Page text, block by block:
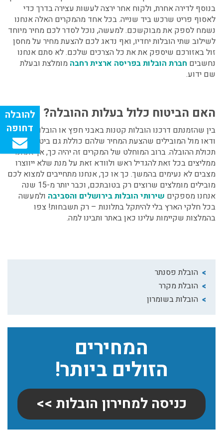
הובלת פסנתר
הובלת מקרר
הובלות בשומרון
המחירים
הזולים ביותר!
כניסה למחירון הובלות >>
בנוסף לדירה אחרת, ולקוח אחר ירצה לעשות עצירה בדרך כדי
לאסוף פריט שרכש ביד שנייה. בכל אחד מהמקרים האלה אנחנו
נשמח לספק את מבוקשכם. למעשה, נוכל לסדר לכם מחיר מיוחד
לשילוב שתי הובלות יחדיו, ואף נדאג לכם להצעת מחיר על מחסן
זול באזורכם שיספק את את כל הצרכים שלכם. לא סתם אנחנו
נחשבים חברת הובלות בפריסה ארצית רחבה מומלצת ובעלת
שם ידוע.
האם הביטוח כלול בעלות ההובלה?
בין שהזמנתם דרכנו הובלות קטנות באבני חפץאו הובלות גדולות,
ודאו מול המובילים שהצעת המחיר שלהם כוללת גם ביטוח על
תכולת ההובלה. ברוב המוחלט של המקרים זה יהיה כך, אך אנחנו
ממליצים בכל זאת להגדיל ראש ולוודא זאת על מנת שלא ייווצרו
מצבים לא נעימים בהמשך. כך או כך, אנחנו מתחייבים למצוא לכם
מובילים מומלצים שרוצים רק בטובתכם, וכבר יותר מ-15 שנה
אנחנו מספקים שירותי הובלות בירושלים והסביבה ולמעשה
בכל חלקי הארץ בלי להיתקל בתלונות – רק תשבחות! צפו
בהמלצות שקיימות עלינו כאן באתר ותבינו למה.